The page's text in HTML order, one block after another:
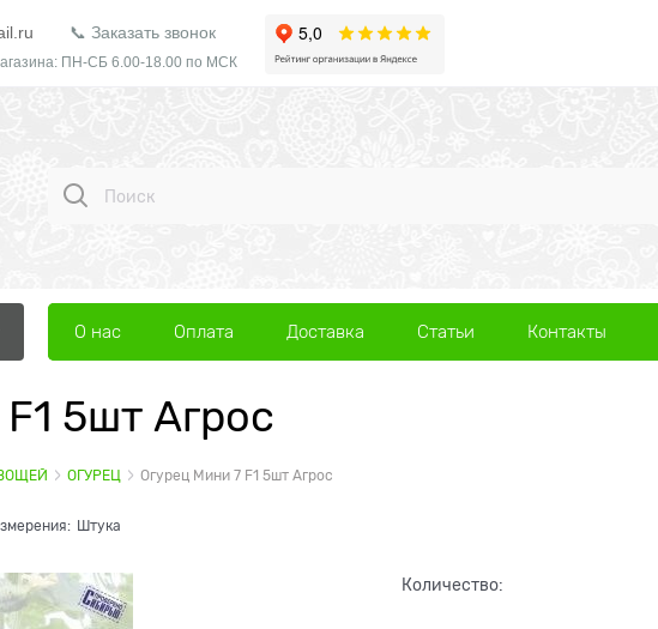
📞 Заказать звонок
ПН-СБ 6.00-18.00 по МСК
О нас Оплата Доставка Статьи Контакты
5шт Агрос
ОГУРЕЦ Огурец Мини 7 F1 5шт Агрос
Штука
Количество: